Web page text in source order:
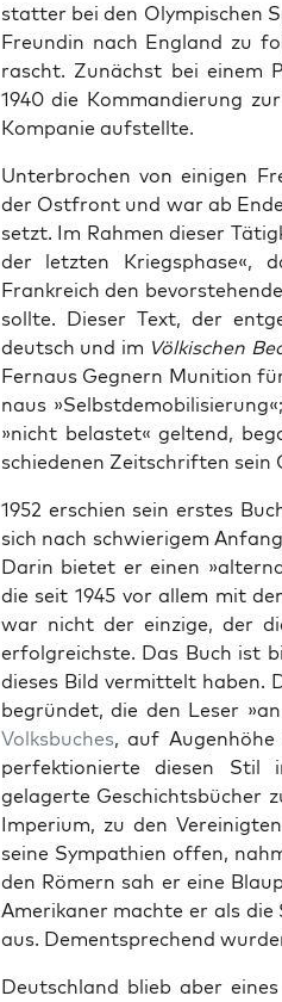
stat­ter bei den Olymp­is­chen
Fre­undin nach Eng­land zu
rascht. Zunächst bei einem
1940 die Kom­mandierung
Kom­panie auf­stellte.
Unter­brochen von eini­gen
der Ost­front und war ab
set­zt. Im Rah­men dieser
der let­zten Kriegsphase«,
Frankre­ich den
sollte. Dieser Text, der
deutsch und im Völkischen
Fer­naus Geg­n­ern Muni­tion
naus
»nicht belastet« gel­tend,
schiede­nen Zeitschriften sein
1952 erschien sein erstes
sich nach schwierigem
Darin bietet er einen
die seit 1945 vor allem mit
war nicht der einzige, der
erfol­gre­ich­ste. Das Buch ist
dieses Bild ver­mit­telt haben.
begrün­det, die den Leser
Volks­buch­es, auf Augen­höhe
per­fek­tion­ierte diesen
gelagerte Geschichts­büch­er
Imperi­um, zu den
seine Sym­pa­thien offen,
den Römern sah er eine
Amerikan­er machte er als
aus. Dementsprechend
Deutsch­land blieb aber